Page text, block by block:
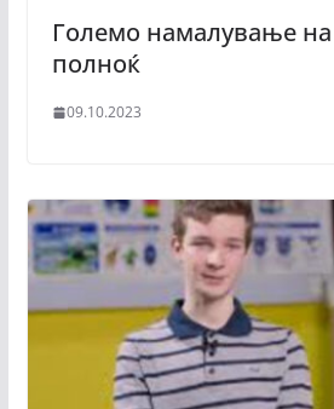
Големо намалување
полноќ
09.10.2023